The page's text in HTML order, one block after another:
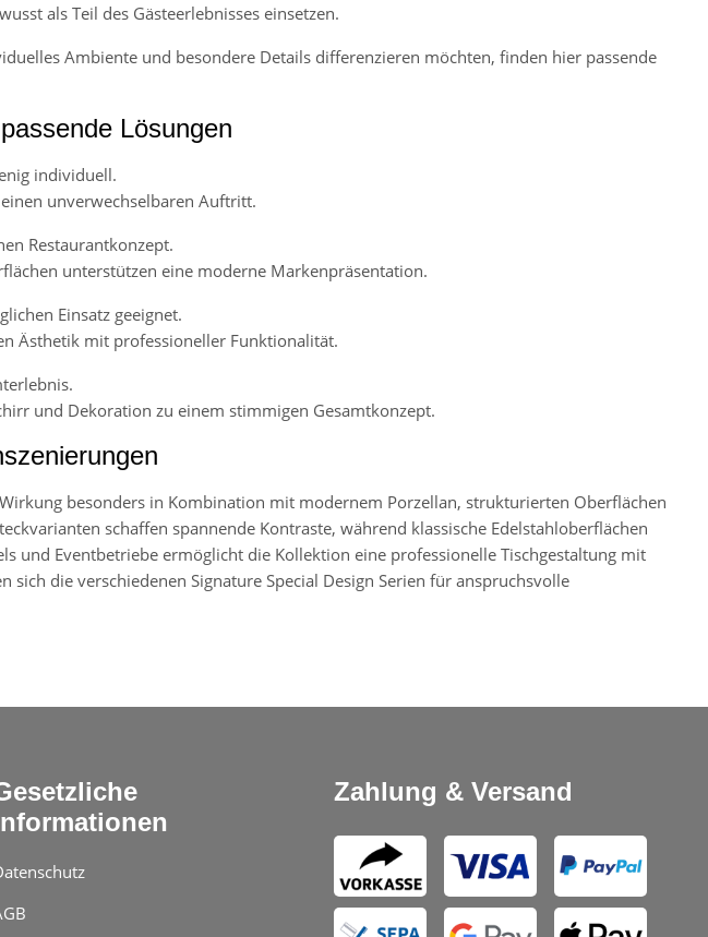
als Teil des Gästeerlebnisses einsetzen.
Ambiente und besondere Details differenzieren möchten, finden hier passende
Lösungen
individuell.
unverwechselbaren Auftritt.
Restaurantkonzept.
unterstützen eine moderne Markenpräsentation.
Einsatz geeignet.
Ästhetik mit professioneller Funktionalität.
und Dekoration zu einem stimmigen Gesamtkonzept.
besonders in Kombination mit modernem Porzellan, strukturierten Oberflächen
schaffen spannende Kontraste, während klassische Edelstahloberflächen
und Eventbetriebe ermöglicht die Kollektion eine professionelle Tischgestaltung mit
die verschiedenen Signature Special Design Serien für anspruchsvolle
Zahlung & Versand